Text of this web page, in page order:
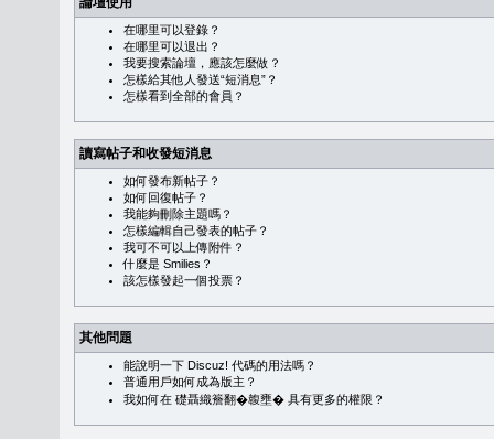
在哪里可以登錄？
在哪里可以退出？
我要搜索論壇，應該怎麼做？
怎樣給其他人發送“短消息”？
怎樣看到全部的會員？
讀寫帖子和收發短消息
如何發布新帖子？
如何回復帖子？
我能夠刪除主題嗎？
怎樣編輯自己發表的帖子？
我可不可以上傳附件？
什麼是 Smilies？
該怎樣發起一個投票？
其他問題
能說明一下 Discuz! 代碼的用法嗎？
普通用戶如何成為版主？
我如何在 礎聶織簷翻�䪖壅� 具有更多的權限？